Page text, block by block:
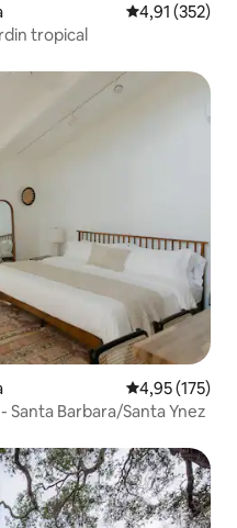
Évaluation
4,91 (352)
tropical
Évaluation
4,95 (175)
Barbara/Santa Ynez
appréciés